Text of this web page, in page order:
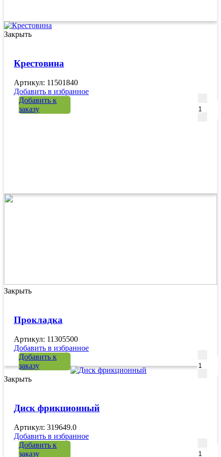
Закрыть
Крестовина
Артикул: 11501840
Добавить в избранное
Добавить к
заказу
Закрыть
Прокладка
Артикул: 11305500
Добавить в избранное
Добавить к
заказу
Закрыть
Диск фрикционный
Артикул: 319649.0
Добавить в избранное
Добавить к
заказу